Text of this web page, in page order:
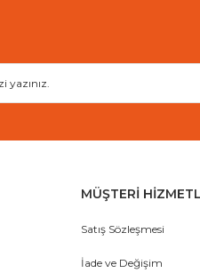
MÜŞTERİ
Satış Sözleşmesi
İade ve Değişim